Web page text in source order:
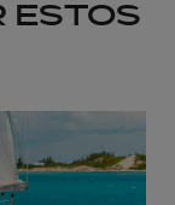
ESTOS